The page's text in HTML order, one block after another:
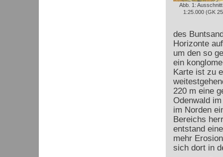
Abb. 1:
1:25.000 (GK
des
Horizonte
um den so
ein
Karte ist zu
220 m eine
Odenwald
im Norden
Bereichs
entstand
mehr
sich dort in